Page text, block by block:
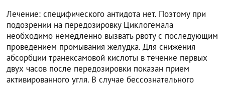
Лечение: специфического антидота нет. Поэтому при
подозрении на передозировку Циклогемала
необходимо немедленно вызвать рвоту с последующим
проведением промывания желудка. Для снижения
абсорбции транексамовой кислоты в течение первых
двух часов после передозировки показан прием
активированного угля. В случае бессознательного